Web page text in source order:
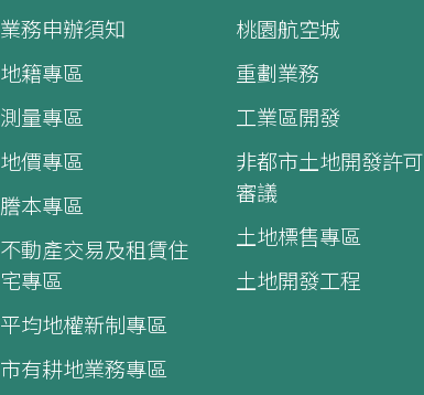
業務申辦須知
地籍專區
測量專區
地價專區
謄本專區
不動產交易及租賃住
宅專區
平均地權新制專區
市有耕地業務專區
桃園航空城
重劃業務
工業區開發
非都市土地開發許可
審議
土地標售專區
土地開發工程